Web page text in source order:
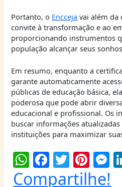
Portanto, o Encceja vai além da
convite à transformação e ao
proporcionando instrumentos
população alcançar seus
Em resumo, enquanto a
garante automaticamente
públicas de educação básica,
poderosa que pode abrir
educacional e profissional. Os
buscar informações
instituições para maximizar
W
h
F
a
T
w
Pi
nt e
Compartilhe!